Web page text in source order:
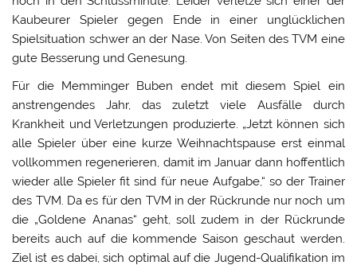
Kaubeurer Spieler gegen Ende in einer unglücklichen
Spielsituation schwer an der Nase. Von Seiten des TVM eine
gute Besserung und Genesung.
Für die Memminger Buben endet mit diesem Spiel ein
anstrengendes Jahr, das zuletzt viele Ausfälle durch
Krankheit und Verletzungen produzierte. „Jetzt können sich
alle Spieler über eine kurze Weihnachtspause erst einmal
vollkommen regenerieren, damit im Januar dann hoffentlich
wieder alle Spieler fit sind für neue Aufgabe,“ so der Trainer
des TVM. Da es für den TVM in der Rückrunde nur noch um
die „Goldene Ananas“ geht, soll zudem in der Rückrunde
bereits auch auf die kommende Saison geschaut werden.
Ziel ist es dabei, sich optimal auf die Jugend-Qualifikation im